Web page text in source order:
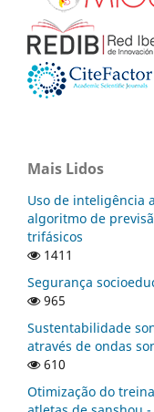
Mais Lidos
Uso de inteligência
algoritmo de
trifásicos
1411
Segurança
965
Sustentabilidade
através de ondas
610
Otimização do